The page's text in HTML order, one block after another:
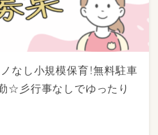
え対応や、
ーズな引き継ぎ
なし小規模保育！無料駐車
☆彡行事なしでゆったり